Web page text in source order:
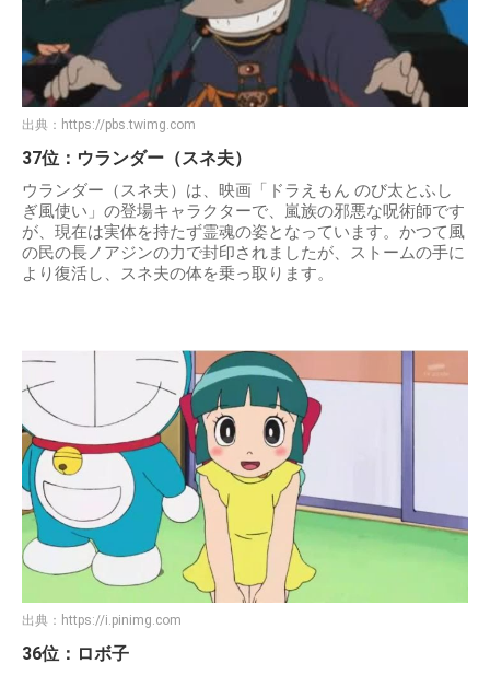
出典： https://pbs.twimg.com
37位：ウランダー（スネ夫）
ウランダー（スネ夫）は、映画「ドラえもん のび太とふし
ぎ風使い」の登場キャラクターで、嵐族の邪悪な呪術師です
が、現在は実体を持たず霊魂の姿となっています。かつて風
の民の長ノアジンの力で封印されましたが、ストームの手に
より復活し、スネ夫の体を乗っ取ります。
出典： https://i.pinimg.com
36位：ロボ子